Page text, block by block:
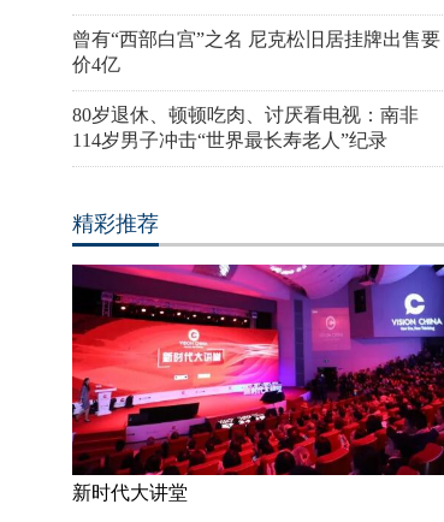
曾有“西部白宫”之名 尼克松旧居挂牌出售要
价4亿
80岁退休、顿顿吃肉、讨厌看电视：南非
114岁男子冲击“世界最长寿老人”纪录
精彩推荐
新时代大讲堂